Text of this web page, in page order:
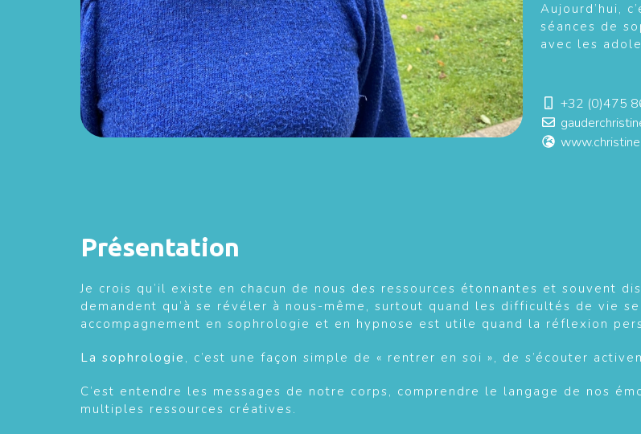
Aujourd’hui,
séances de
avec les
+32 (0)475
Présentation
Je crois qu’il existe en chacun de nous des ressources étonnantes et souvent
demandent qu’à se révéler à nous-même, surtout quand les difficultés de vie
accompagnement en sophrologie et en hypnose est utile quand la réflexion
La sophrologie , c’est une façon simple de « rentrer en soi », de s’écouter
C’est entendre les messages de notre corps, comprendre le langage de nos
multiples ressources créatives.